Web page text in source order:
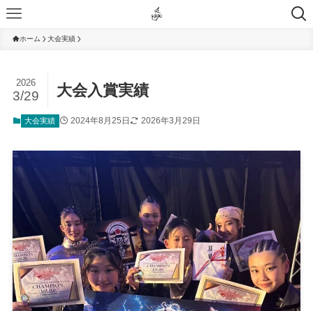
ホーム 大会実績
大会入賞実績
2026
3/29
大会実績 2024年8月25日 2026年3月29日